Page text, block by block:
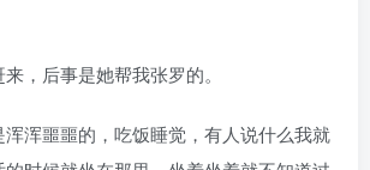
后事是她帮我张罗的。
浑噩噩的，吃饭睡觉，有人说什么我就